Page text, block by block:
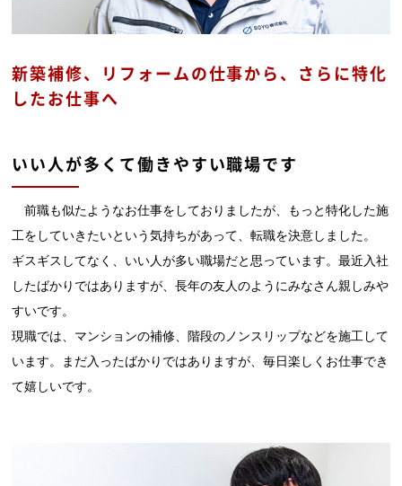
新築補修、リフォームの仕事から、さらに特化
したお仕事へ
いい人が多くて働きやすい職場です
前職も似たようなお仕事をしておりましたが、もっと特化した施
工をしていきたいという気持ちがあって、転職を決意しました。
ギスギスしてなく、いい人が多い職場だと思っています。最近入社
したばかりではありますが、長年の友人のようにみなさん親しみや
すいです。
現職では、マンションの補修、階段のノンスリップなどを施工して
います。まだ入ったばかりではありますが、毎日楽しくお仕事でき
て嬉しいです。